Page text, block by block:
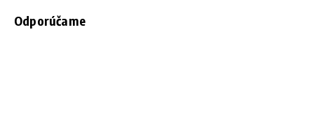
Odporúčame